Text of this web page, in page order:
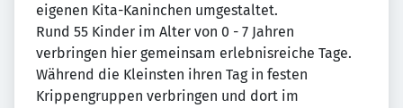
eigenen Kita-Kaninchen umgestaltet.
Rund 55 Kinder im Alter von 0 - 7 Jahren
verbringen hier gemeinsam erlebnisreiche Tage.
Während die Kleinsten ihren Tag in festen
Krippengruppen verbringen und dort im